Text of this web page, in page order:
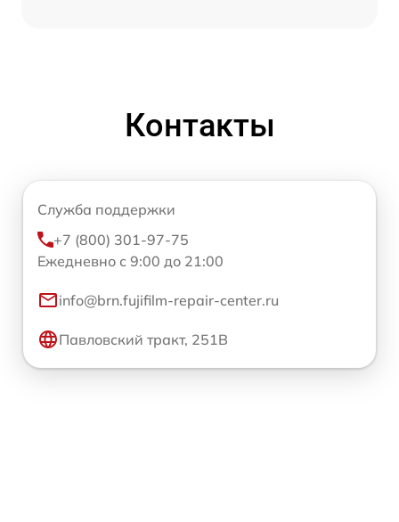
Контакты
Служба поддержки
+7 (800) 301-97-75
Ежедневно с 9:00 до 21:00
info@brn.fujifilm-repair-center.ru
Павловский тракт, 251В